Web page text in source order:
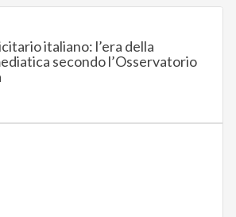
italiano: l’era della
secondo l’Osservatorio